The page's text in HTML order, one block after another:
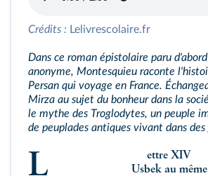
Crédits : Lelivrescolaire.fr
Dans ce roman épistolaire paru
anonyme, Montesquieu raconte
Persan qui voyage en France.
Mirza au sujet du bonheur dans la
le mythe des Troglodytes, un peuple
de peuplades antiques vivant dans
Lettre XIV
Usbek au même